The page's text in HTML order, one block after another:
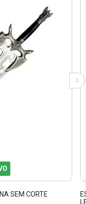
SEM CORTE